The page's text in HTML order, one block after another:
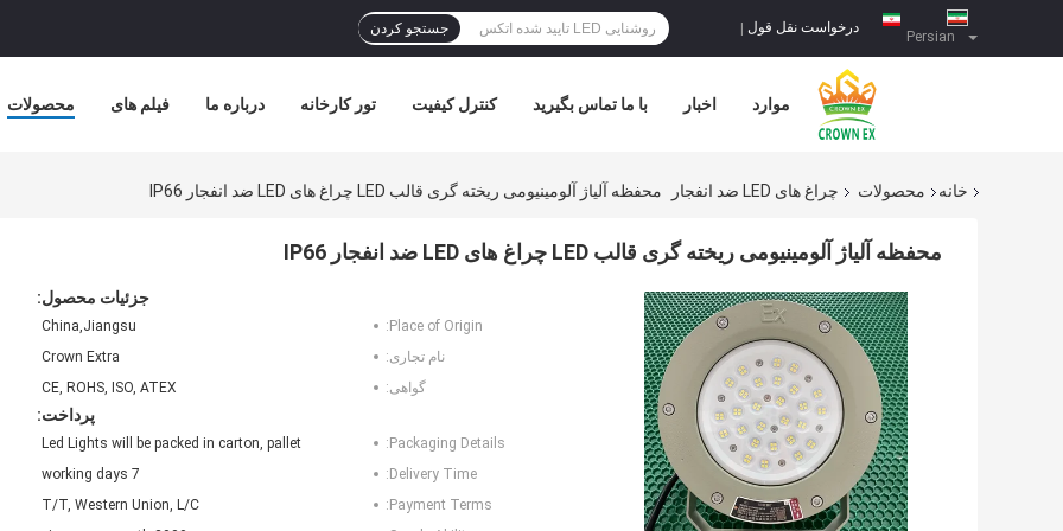
Persian
درخواست نقل قول جستجو کردن
محصولات فیلم های درباره ما تور کارخانه کنترل کیفیت با ما تماس بگیرید اخبار موارد
خانه محصولات چراغ های LED ضد انفجار محفظه آلیاژ آلومینیومی ریخته گری قالب LED چراغ های LED ضد انفجار IP66
محفظه آلیاژ آلومینیومی ریخته گری قالب LED چراغ های LED ضد انفجار IP66
جزئیات محصول:
Place of Origin:
China,Jiangsu
نام تجاری:
Crown Extra
گواهی:
CE, ROHS, ISO, ATEX
پرداخت:
Packaging Details:
Led Lights will be packed in carton, pallet
Delivery Time:
7 working days
Payment Terms:
T/T, Western Union, L/C